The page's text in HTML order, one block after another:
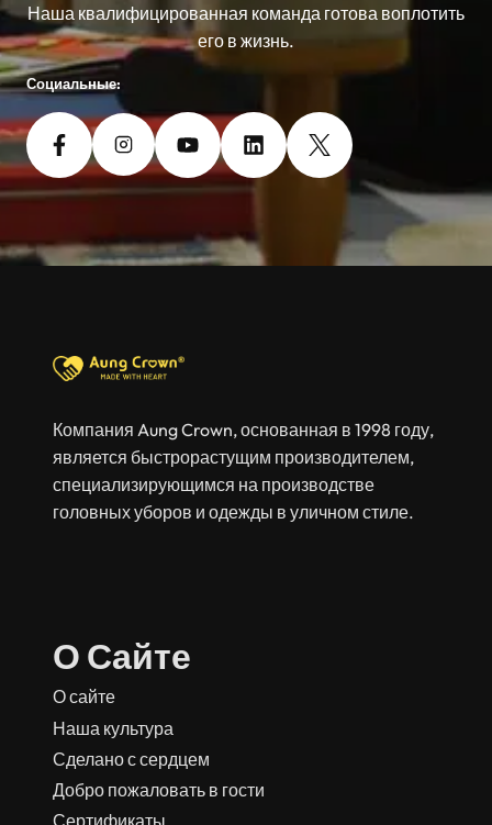
Наша квалифицированная команда готова воплотить
его в жизнь.
Социальные:
Компания Aung Crown, основанная в 1998 году,
является быстрорастущим производителем,
специализирующимся на производстве
головных уборов и одежды в уличном стиле.
О Сайте
О сайте
Наша культура
Сделано с сердцем
Добро пожаловать в гости